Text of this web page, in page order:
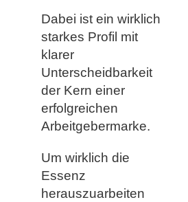
Dabei ist ein wirklich
starkes Profil mit
klarer
Unterscheidbarkeit
der Kern einer
erfolgreichen
Arbeitgebermarke.
Um wirklich die
Essenz
herauszuarbeiten